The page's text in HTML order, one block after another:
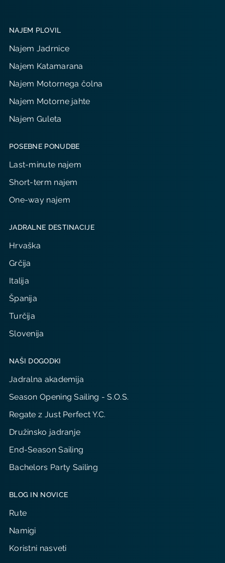
NAJEM PLOVIL
Najem Jadrnice
Najem Katamarana
Najem Motornega čolna
Najem Motorne jahte
Najem Guleta
POSEBNE PONUDBE
Last-minute najem
Short-term najem
One-way najem
JADRALNE DESTINACIJE
Hrvaška
Grčija
Italija
Španija
Turčija
Slovenija
NAŠI DOGODKI
Jadralna akademija
Season Opening Sailing - S.O.S.
Regate z Just Perfect Y.C.
Družinsko jadranje
End-Season Sailing
Bachelors Party Sailing
BLOG IN NOVICE
Rute
Namigi
Koristni nasveti